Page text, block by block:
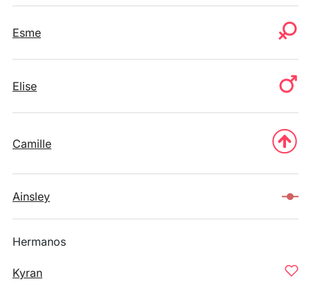
Esme
Elise
Camille
Ainsley
Hermanos
Kyran